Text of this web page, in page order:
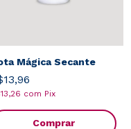
Mágica Secante
com Pix
Comprar